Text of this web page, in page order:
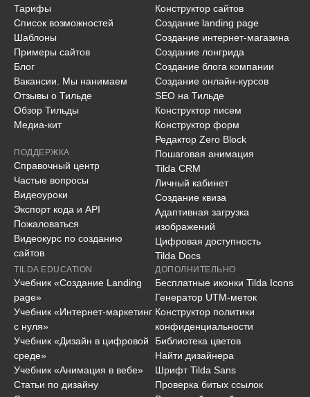
Тарифы
Список возможностей
Шаблоны
Примеры сайтов
Блог
Вакансии. Мы нанимаем
Отзывы о Тильде
Обзор Тильды
Медиа-кит
ПОДДЕРЖКА
Справочный центр
Частые вопросы
Видеоуроки
Экспорт кода и API
Пожаловаться
Видеокурс по созданию
сайтов
Конструктор сайтов
Создание landing page
Создание интернет-магазина
Создание лонгрида
Создание блога компании
Создание онлайн-курсов
SEO на Тильде
Конструктор писем
Конструктор форм
Редактор Zero Block
Пошаговая анимация
Tilda CRM
Личный кабинет
Создание квиза
Адаптивная загрузка
изображений
Цифровая доступность
Tilda Docs
TILDA EDUCATION
Учебник «Создание Landing
page»
Учебник «Интернет-маркетинг
с нуля»
Учебник «Дизайн в цифровой
среде»
Учебник «Анимация в вебе»
Статьи по дизайну
ДОПОЛНИТЕЛЬНО
Бесплатные иконки Tilda Icons
Генератор UTM-меток
Конструктор политики
конфиденциальности
Библиотека цветов
Найти дизайнера
Шрифт Tilda Sans
Проверка битых ссылок